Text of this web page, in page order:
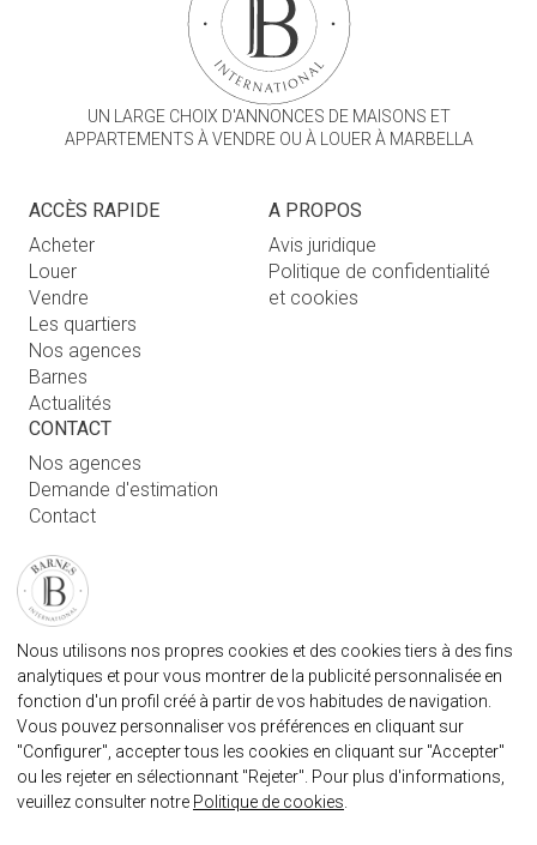
UN LARGE CHOIX D'ANNONCES DE MAISONS ET
APPARTEMENTS À VENDRE OU À LOUER À MARBELLA
ACCÈS RAPIDE
Acheter
Louer
Vendre
Les quartiers
Nos agences
Barnes
Actualités
A PROPOS
Avis juridique
Politique de confidentialité
et cookies
CONTACT
Nos agences
Demande d'estimation
Contact
FAQ
AGENECE IMMOBILIÈRE BARNES MARBELLA
marbella@barnes-international.com
+34 614 25 01 89
Nous utilisons nos propres cookies et des cookies tiers à des fins
analytiques et pour vous montrer de la publicité personnalisée en
fonction d'un profil créé à partir de vos habitudes de navigation.
Vous pouvez personnaliser vos préférences en cliquant sur
"Configurer", accepter tous les cookies en cliquant sur "Accepter"
ou les rejeter en sélectionnant "Rejeter". Pour plus d'informations,
veuillez consulter notre Politique de cookies